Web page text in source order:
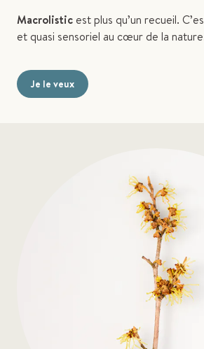
Macrolistic est plus qu’un recueil.
et quasi sensoriel au cœur de la
Je le veux